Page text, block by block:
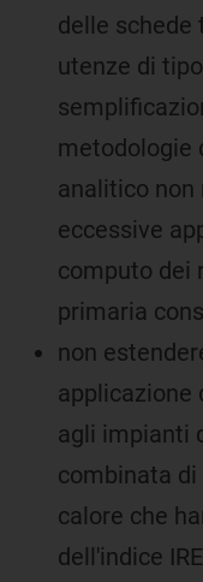
delle schede
utenze di
metodologie
analitico non
eccessive
computo dei
primaria
non
applicazione
agli impianti
combinata
calore che
dell'indice